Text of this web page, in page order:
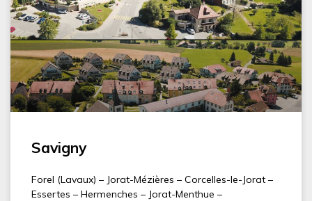
Savigny
Forel (Lavaux) – Jorat-Mézières – Corcelles-le-Jorat –
Essertes – Hermenches – Jorat-Menthue –